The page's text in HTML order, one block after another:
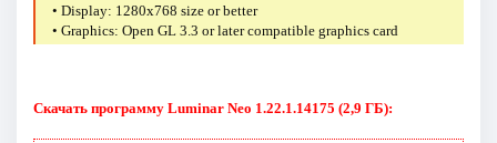
• Display: 1280x768 size or better
• Graphics: Open GL 3.3 or later compatible graphics card
Скачать программу Luminar Neo 1.22.1.14175 (2,9 ГБ):